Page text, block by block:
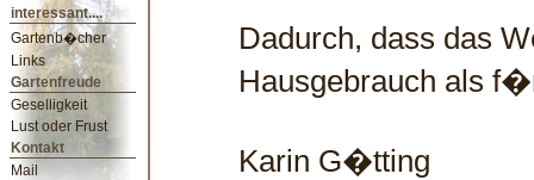
interessant....
Gartenb�cher
Links
Gartenfreude
Geselligkeit
Lust oder Frust
Kontakt
Mail
Dadurch, dass das
Hausgebrauch als
Karin G�tting